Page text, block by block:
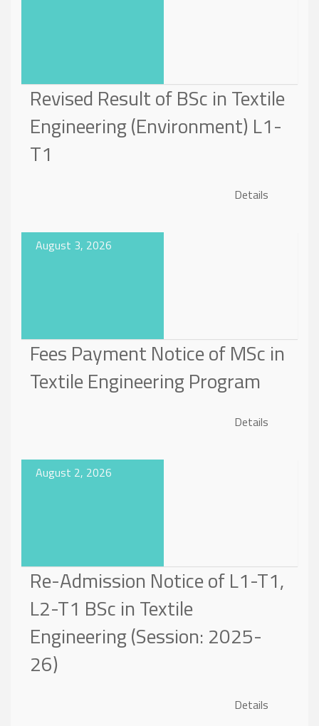
Revised Result of BSc in Textile
Engineering (Environment) L1-
T1
Details
August 3, 2026
Fees Payment Notice of MSc in
Textile Engineering Program
Details
August 2, 2026
Re-Admission Notice of L1-T1,
L2-T1 BSc in Textile
Engineering (Session: 2025-
26)
Details